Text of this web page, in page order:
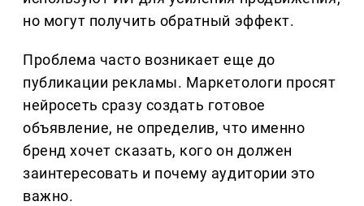
но могут получить обратный эффект.
Проблема часто возникает еще до
публикации рекламы. Маркетологи просят
нейросеть сразу создать готовое
объявление, не определив, что именно
бренд хочет сказать, кого он должен
заинтересовать и почему аудитории это
важно.